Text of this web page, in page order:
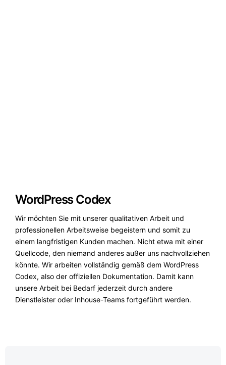
WordPress Codex
Wir möchten Sie mit unserer qualitativen Arbeit und
professionellen Arbeitsweise begeistern und somit zu
einem langfristigen Kunden machen. Nicht etwa mit einer
Quellcode, den niemand anderes außer uns nachvollziehen
könnte. Wir arbeiten vollständig gemäß dem WordPress
Codex, also der offiziellen Dokumentation. Damit kann
unsere Arbeit bei Bedarf jederzeit durch andere
Dienstleister oder Inhouse-Teams fortgeführt werden.